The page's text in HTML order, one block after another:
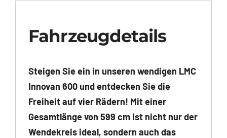
Fahrzeugdetails
Steigen Sie ein in unseren wendigen LMC
Innovan 600 und entdecken Sie die
Freiheit auf vier Rädern! Mit einer
Gesamtlänge von 599 cm ist nicht nur der
Wendekreis ideal, sondern auch das